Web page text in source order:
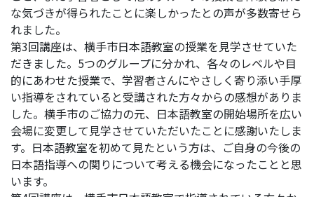
な気づきが得られたことに楽しかったとの声が多数寄せら
れました。
第3回講座は、横手市日本語教室の授業を見学させていた
だきました。5つのグループに分かれ、各々のレベルや目
的にあわせた授業で、学習者さんにやさしく寄り添い手厚
い指導をされていると受講された方々からの感想がありま
した。横手市のご協力の元、日本語教室の開始場所を広い
会場に変更して見学させていただいたことに感謝いたしま
す。日本語教室を初めて見たという方は、ご自身の今後の
日本語指導への関りについて考える機会になったことと思
います。